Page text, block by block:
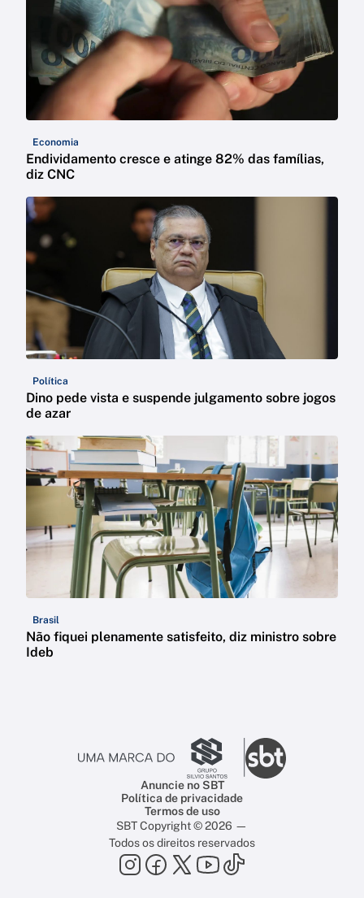
Economia
Endividamento cresce e atinge 82% das famílias,
diz CNC
Política
Dino pede vista e suspende julgamento sobre jogos
de azar
Brasil
Não fiquei plenamente satisfeito, diz ministro sobre
Ideb
Anuncie no SBT
Política de privacidade
Termos de uso
SBT Copyright © 2026 —
Todos os direitos reservados